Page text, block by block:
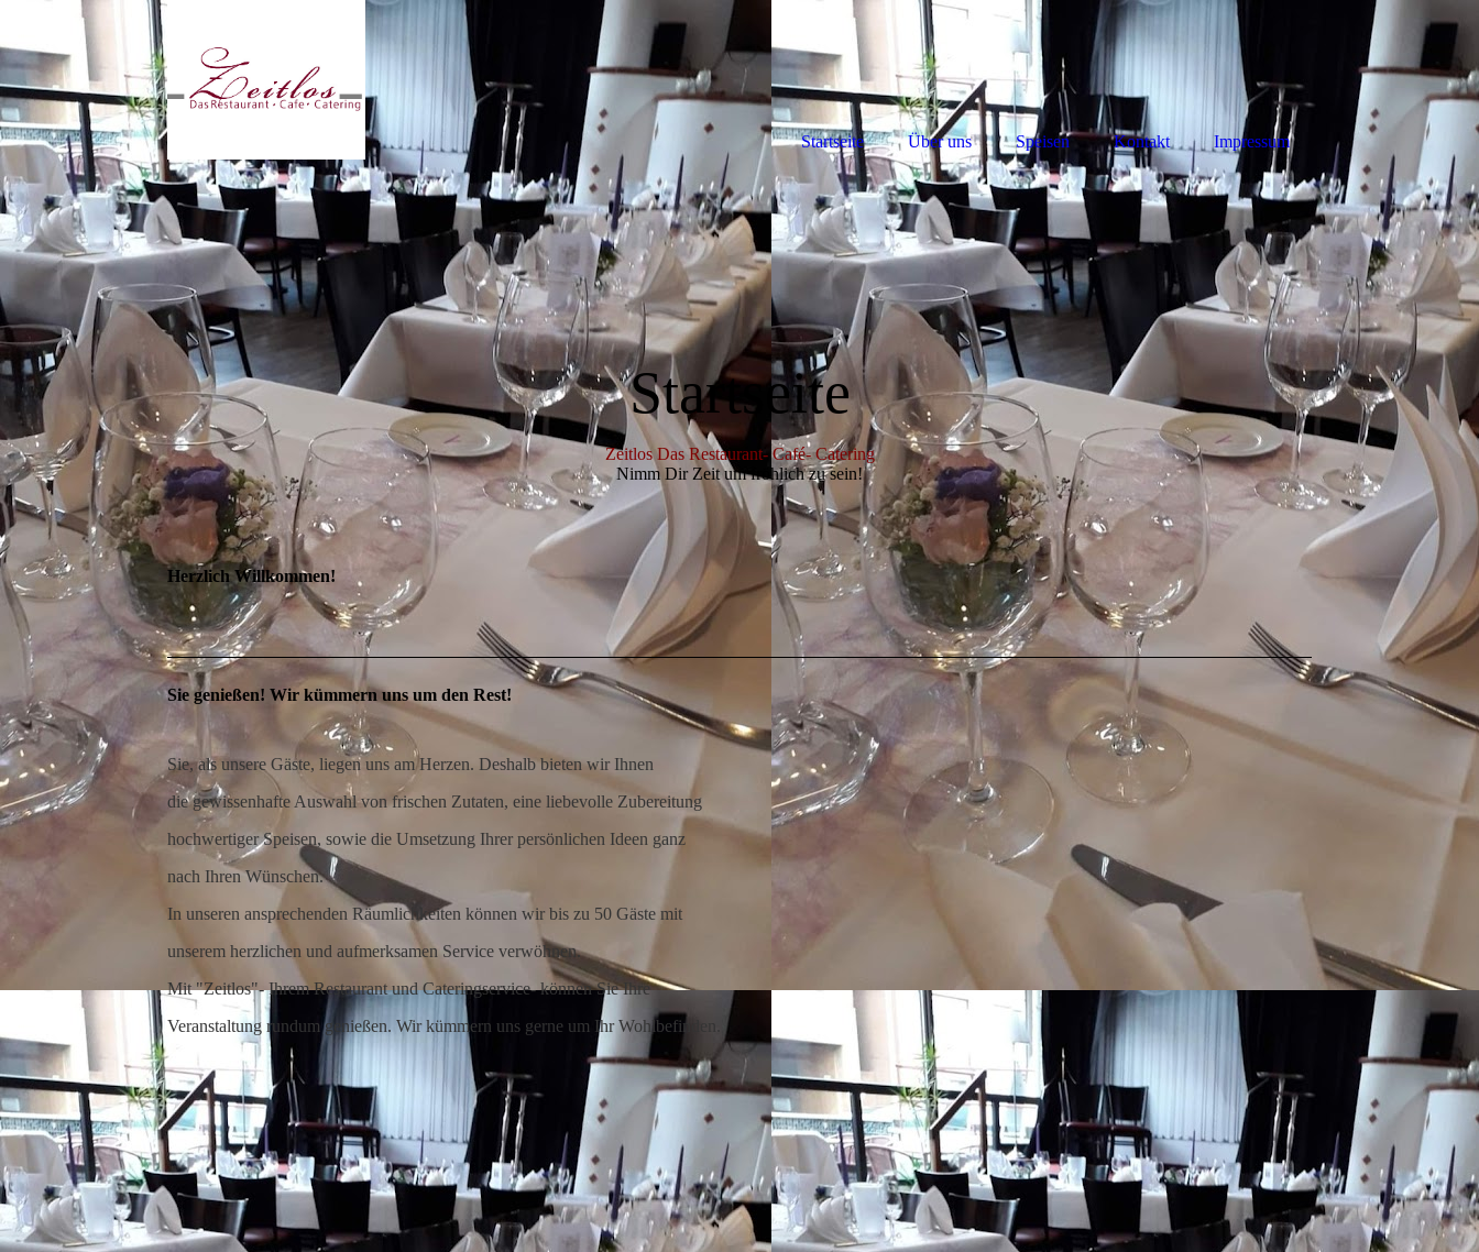
Startseite
Zeitlos Das Restaurant- Café- Catering
Nimm Dir Zeit um fröhlich zu sein!
Herzlich Willkommen!
Sie genießen! Wir kümmern uns um den Rest!
Sie, als unsere Gäste, liegen uns am Herzen. Deshalb bieten wir Ihnen
die gewissenhafte Auswahl von frischen Zutaten, eine liebevolle Zubereitung
hochwertiger Speisen, sowie die Umsetzung Ihrer persönlichen Ideen ganz
nach Ihren Wünschen.
In unseren ansprechenden Räumlichkeiten können wir bis zu 50 Gäste mit
unserem herzlichen und aufmerksamen Service verwöhnen.
Mit "Zeitlos"- Ihrem Restaurant und Cateringservice- können Sie Ihre
Veranstaltung rundum genießen. Wir kümmern uns gerne um Ihr Wohlbefinden.
Startseite Über uns Speisen Kontakt Impressum